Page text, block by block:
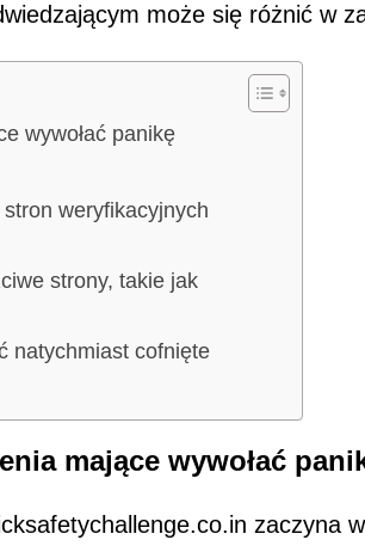
może się różnić w
wywołać panikę
weryfikacyjnych
strony, takie jak
natychmiast cofnięte
mające wywołać
zaczyna